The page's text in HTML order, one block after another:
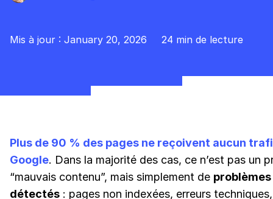
Mis à jour : January 20, 2026 24 min de lecture
Plus de 90 % des pages ne reçoivent aucun
Google. Dans la majorité des cas, ce n’est pas un
“mauvais contenu”, mais simplement de problèmes
détectés : pages non indexées, erreurs